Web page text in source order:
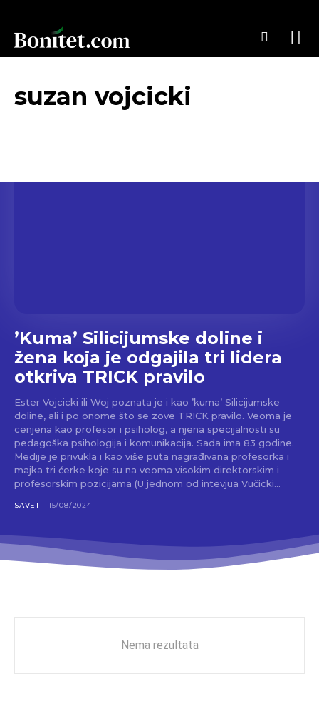
suzan vojcicki
’Kuma’ Silicijumske doline i
žena koja je odgajila tri lidera
otkriva TRICK pravilo
Ester Vojcicki ili Woj poznata je i kao ’kuma’ Silicijumske
doline, ali i po onome što se zove TRICK pravilo. Veoma je
cenjena kao profesor i psiholog, a njena specijalnosti su
pedagoška psihologija i komunikacija. Sada ima 83 godine.
Medije je privukla i kao više puta nagrađivana profesorka i
majka tri ćerke koje su na veoma visokim direktorskim i
profesorskim pozicijama (U jednom od intevjua Vučicki...
SAVET 15/08/2024
Nema rezultata